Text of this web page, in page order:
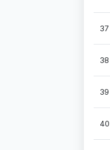
37
38
39
40